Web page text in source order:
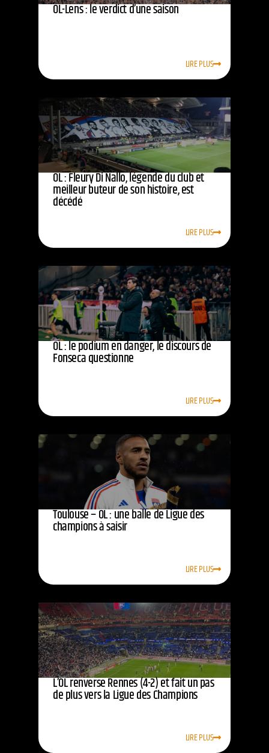
OL-Lens : le verdict d’une saison
LIRE PLUS
OL : Fleury Di Nallo, légende du club et
meilleur buteur de son histoire, est
décédé
LIRE PLUS
OL : le podium en danger, le discours de
Fonseca questionne
LIRE PLUS
Toulouse – OL : une balle de Ligue des
champions à saisir
LIRE PLUS
L’OL renverse Rennes (4-2) et fait un pas
de plus vers la Ligue des Champions
LIRE PLUS